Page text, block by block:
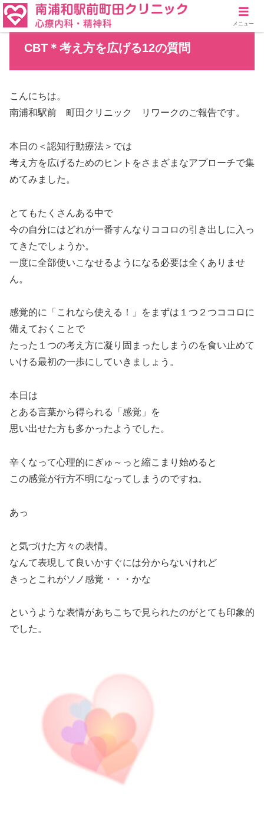
CBT＊考え方を広げる12の質問
こんにちは。
南浦和駅前 町田クリニック リワークのご報告です。
本日の＜認知行動療法＞では
考え方を広げるためのヒントをさまざまなアプローチで集
めてみました。
とてもたくさんある中で
今の自分にはどれが一番すんなりココロの引き出しに入っ
てきたでしょうか。
一度に全部使いこなせるようになる必要は全くありませ
ん。
感覚的に「これなら使える！」をまずは１つ２つココロに
備えておくことで
たった１つの考え方に凝り固まったしまうのを食い止めて
いける最初の一歩にしていきましょう。
本日は
とある言葉から得られる「感覚」を
思い出せた方も多かったようでした。
辛くなって心理的にぎゅ～っと縮こまり始めると
この感覚が行方不明になってしまうのですね。
あっ
と気づけた方々の表情。
なんて表現して良いかすぐには分からないけれど
きっとこれがソノ感覚・・・かな
というような表情があちこちで見られたのがとても印象的
でした。
メニュー